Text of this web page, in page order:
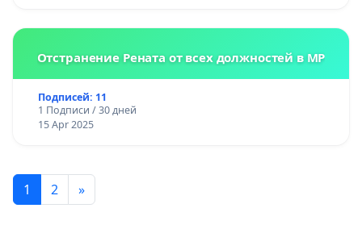
Отстранение Рената от всех должностей в МР
Подписей: 11
1 Подписи / 30 дней
15 Apr 2025
1 2 »